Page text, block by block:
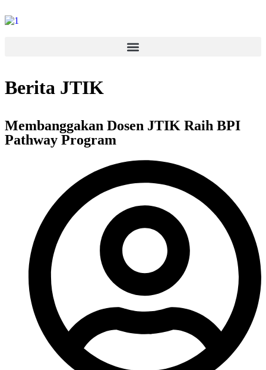
Berita JTIK
Membanggakan Dosen JTIK Raih BPI
Pathway Program